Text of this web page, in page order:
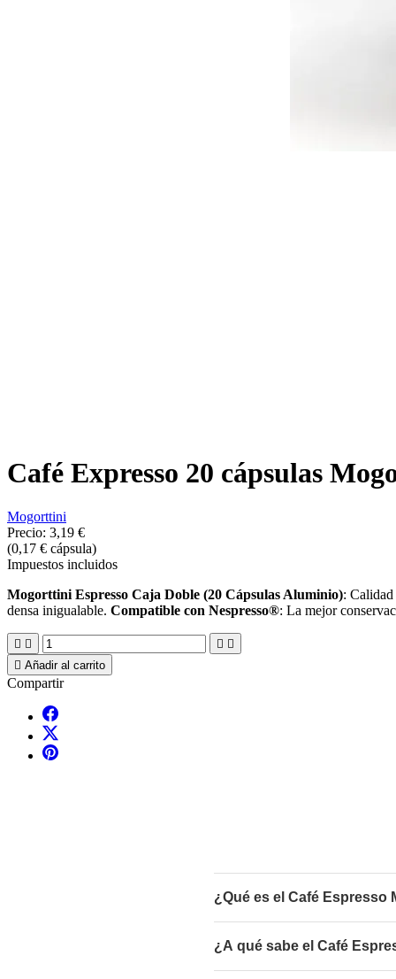
Café Expresso 20 cápsulas
Mogorttini
Precio: 3,19 €
(0,17 € cápsula)
Impuestos incluidos
Mogorttini Espresso Caja Doble (20 Cápsulas Aluminio):
densa inigualable. Compatible con Nespresso®: La mejor
   
 Añadir al carrito
Compartir
¿Qué es el Café
¿A qué sabe el Café